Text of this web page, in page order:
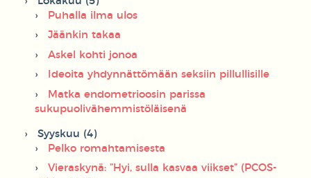
Puhalla ilma ulos
Jäänkin takaa
Askel kohti jonoa
Ideoita yhdynnättömään seksiin pillullisille
Matka endometrioosin parissa
sukupuolivähemmistöläisenä
Syyskuu (4)
Pelko romahtamisesta
Vieraskynä: ”Hyi, sulla kasvaa viikset” (PCOS-